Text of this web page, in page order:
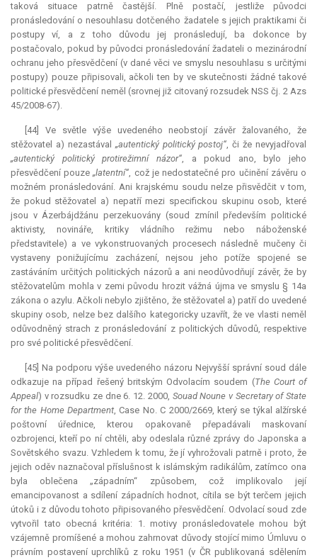
taková situace patrně častější. Plně postačí, jestliže původci
pronásledování o nesouhlasu dotčeného žadatele s jejich praktikami či
postupy ví, a z toho důvodu jej pronásledují, ba dokonce by
postačovalo, pokud by původci pronásledování žadateli o mezinárodní
ochranu jeho přesvědčení (v dané věci ve smyslu nesouhlasu s určitými
postupy) pouze připisovali, ačkoli ten by ve skutečnosti žádné takové
politické přesvědčení neměl (srovnej již citovaný rozsudek NSS čj. 2 Azs
45/2008-67).
[44] Ve světle výše uvedeného neobstojí závěr žalovaného, že
stěžovatel a) nezastával „autentický politický postoj“, či že nevyjadřoval
„autentický politický protirežimní názor“, a pokud ano, bylo jeho
přesvědčení pouze„latentní“, což je nedostatečné pro učinění závěru o
možném pronásledování. Ani krajskému soudu nelze přisvědčit v tom,
že pokud stěžovatel a) nepatří mezi specifickou skupinu osob, které
jsou v Ázerbájdžánu perzekuovány (soud zmínil především politické
aktivisty, novináře, kritiky vládního režimu nebo náboženské
představitele) a ve vykonstruovaných procesech následně mučeny či
vystaveny ponižujícímu zacházení, nejsou jeho potíže spojené se
zastáváním určitých politických názorů a ani neodůvodňují závěr, že by
stěžovatelům mohla v zemi původu hrozit vážná újma ve smyslu § 14a
zákona o azylu. Ačkoli nebylo zjištěno, že stěžovatel a) patří do uvedené
skupiny osob, nelze bez dalšího kategoricky uzavřít, že ve vlasti neměl
odůvodněný strach z pronásledování z politických důvodů, respektive
pro své politické přesvědčení.
[45] Na podporu výše uvedeného názoru Nejvyšší správní soud dále
odkazuje na případ řešený britským Odvolacím soudem (The Court of
Appeal) v rozsudku ze dne 6. 12. 2000, Souad Noune v Secretary of State
for the Home Department, Case No. C 2000/2669, který se týkal alžírské
poštovní úřednice, kterou opakovaně přepadávali maskovaní
ozbrojenci, kteří po ní chtěli, aby odeslala různé zprávy do Japonska a
Sovětského svazu. Vzhledem k tomu, že jí vyhrožovali patrně i proto, že
jejich oděv naznačoval příslušnost k islámským radikálům, zatímco ona
byla oblečena „západním“ způsobem, což implikovalo její
emancipovanost a sdílení západních hodnot, cítila se být terčem jejich
útoků i z důvodu tohoto připisovaného přesvědčení. Odvolací soud zde
vytvořil tato obecná kritéria: 1. motivy pronásledovatele mohou být
vzájemně promíšené a mohou zahrnovat důvody stojící mimo Úmluvu o
právním postavení uprchlíků z roku 1951 (v ČR publikovaná sdělením